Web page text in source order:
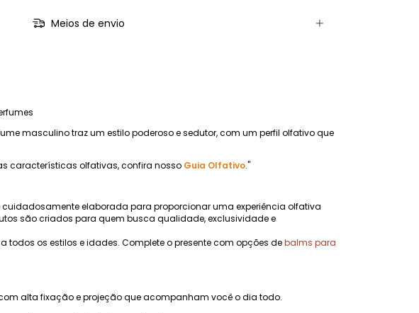
Meios de envio
masculino traz um estilo poderoso e sedutor, com um perfil olfativo que
características olfativas, confira nosso Guia Olfativo."
cuidadosamente elaborada para proporcionar uma experiência olfativa
são criados para quem busca qualidade, exclusividade e
todos os estilos e idades. Complete o presente com opções debalms para
alta fixação e projeção que acompanham você o dia todo.